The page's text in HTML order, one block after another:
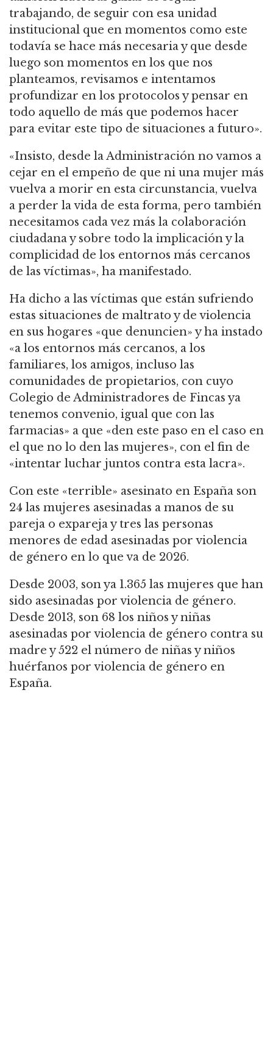
trabajando, de seguir con esa unidad
institucional que en momentos como este
todavía se hace más necesaria y que desde
luego son momentos en los que nos
planteamos, revisamos e intentamos
profundizar en los protocolos y pensar en
todo aquello de más que podemos hacer
para evitar este tipo de situaciones a futuro».
«Insisto, desde la Administración no vamos a
cejar en el empeño de que ni una mujer más
vuelva a morir en esta circunstancia, vuelva
a perder la vida de esta forma, pero también
necesitamos cada vez más la colaboración
ciudadana y sobre todo la implicación y la
complicidad de los entornos más cercanos
de las víctimas», ha manifestado.
Ha dicho a las víctimas que están sufriendo
estas situaciones de maltrato y de violencia
en sus hogares «que denuncien» y ha instado
«a los entornos más cercanos, a los
familiares, los amigos, incluso las
comunidades de propietarios, con cuyo
Colegio de Administradores de Fincas ya
tenemos convenio, igual que con las
farmacias» a que «den este paso en el caso en
el que no lo den las mujeres», con el fin de
«intentar luchar juntos contra esta lacra».
Con este «terrible» asesinato en España son
24 las mujeres asesinadas a manos de su
pareja o expareja y tres las personas
menores de edad asesinadas por violencia
de género en lo que va de 2026.
Desde 2003, son ya 1.365 las mujeres que han
sido asesinadas por violencia de género.
Desde 2013, son 68 los niños y niñas
asesinadas por violencia de género contra su
madre y 522 el número de niñas y niños
huérfanos por violencia de género en
España.